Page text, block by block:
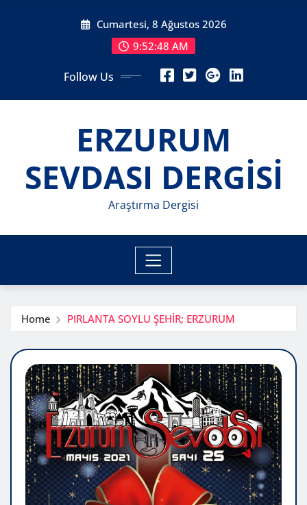
Cumartesi, 8 Ağustos 2026
9:52:50 AM
Follow Us
ERZURUM
SEVDASI DERGİSİ
Araştırma Dergisi
Home PIRLANTA SOYLU ŞEHİR; ERZURUM